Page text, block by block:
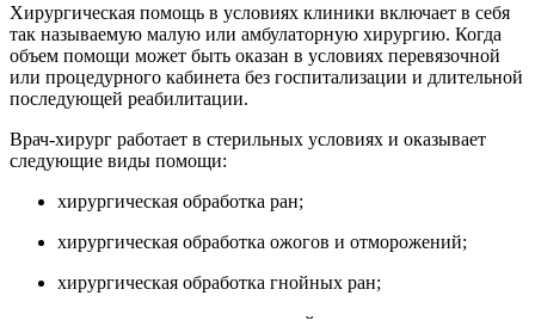
Хирургическая помощь в условиях клиники включает в себя
так называемую малую или амбулаторную хирургию. Когда
объем помощи может быть оказан в условиях перевязочной
или процедурного кабинета без госпитализации и длительной
последующей реабилитации.
Врач-хирург работает в стерильных условиях и оказывает
следующие виды помощи:
хирургическая обработка ран;
хирургическая обработка ожогов и отморожений;
хирургическая обработка гнойных ран;